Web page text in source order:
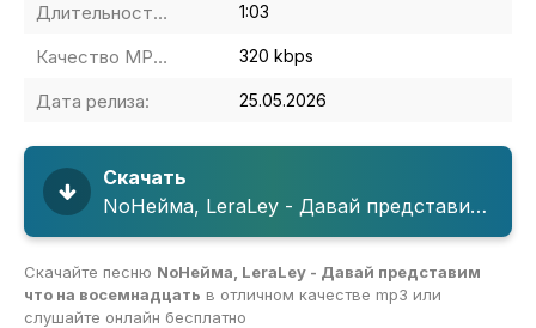
Длительность MP3: 1:03
Качество MP3: 320 kbps
Дата релиза: 25.05.2026
Скачать
NoНейма, LeraLey - Давай представим что на восемнадцать
Скачайте песню NoНейма, LeraLey - Давай представим
что на восемнадцать в отличном качестве mp3 или
слушайте онлайн бесплатно